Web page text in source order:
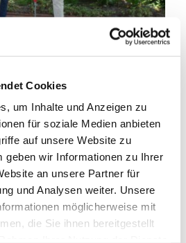
Cookies
um Inhalte und Anzeigen zu
für soziale Medien anbieten
auf unsere Website zu
geben wir Informationen zu Ihrer
an unsere Partner für
und Analysen weiter. Unsere
möglicherweise mit
die Sie ihnen bereitgestellt
Barßel, Nils Anhuth,
Anke Rönneper nun an Herrn
Der Facharzt für Chirurgie
zu Beginn des Jahres die Praxis
im Therapiezentrum am
Den Zuwendungsbetrag von
der Landkreis Cloppenburg
(je zur Hälfte) für die Übernahme